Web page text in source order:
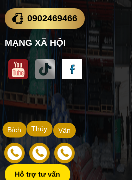
0902469466
MẠNG XÃ HỘI
Vân
Thúy
Bích
Hỗ trợ tư vấn